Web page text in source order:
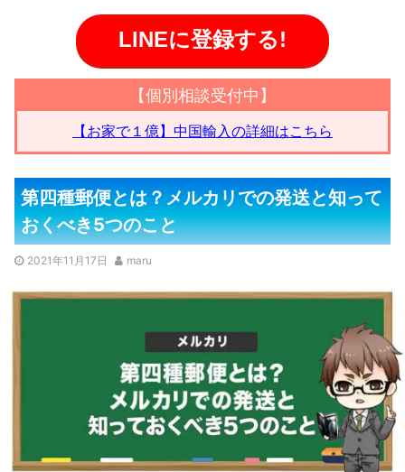
LINEに登録する!
【個別相談受付中】
【お家で１億】中国輸入の詳細はこちら
第四種郵便とは？メルカリでの発送と知って
おくべき5つのこと
2021年11月17日 maru